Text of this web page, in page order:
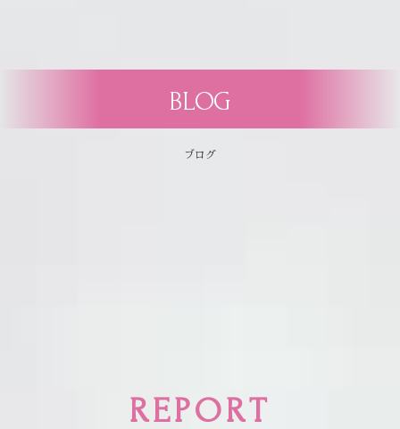
BLOG
ブログ
REPORT